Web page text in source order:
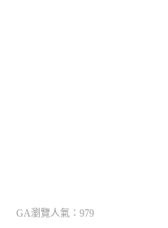
GA瀏覽人氣：979